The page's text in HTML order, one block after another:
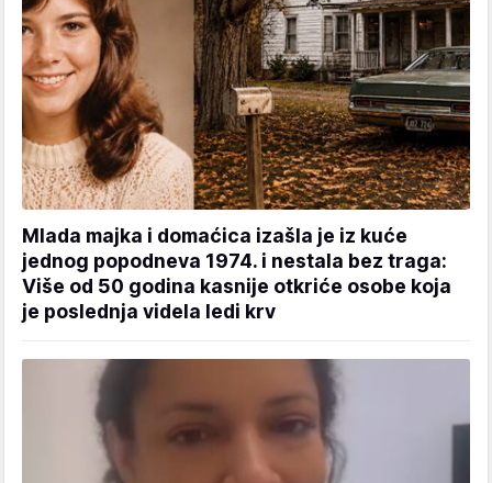
Mlada majka i domaćica izašla je iz kuće
jednog popodneva 1974. i nestala bez traga:
Više od 50 godina kasnije otkriće osobe koja
je poslednja videla ledi krv